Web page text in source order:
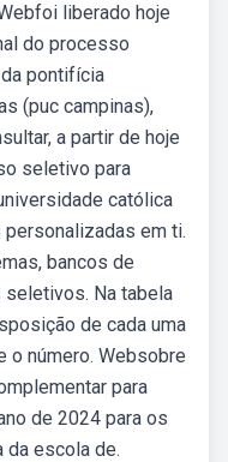
liberado hoje
do processo
pontifícia
(puc campinas),
a partir de hoje
seletivo para
católica
em ti.
bancos de
Na tabela
de cada uma
o número. Websobre
para
de 2024 para os
da escola de.